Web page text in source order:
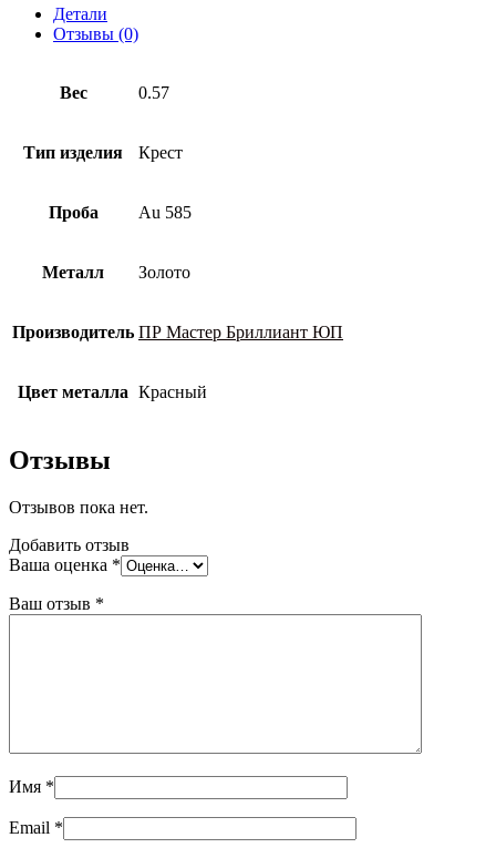
пробы
Детали
Отзывы (0)
Вес 0.57
Тип изделия Крест
Проба Au 585
Металл Золото
Производитель ПР Мастер Бриллиант ЮП
Цвет металла Красный
Отзывы
Отзывов пока нет.
Добавить отзыв
Ваша оценка *
Ваш отзыв *
Имя *
Email *